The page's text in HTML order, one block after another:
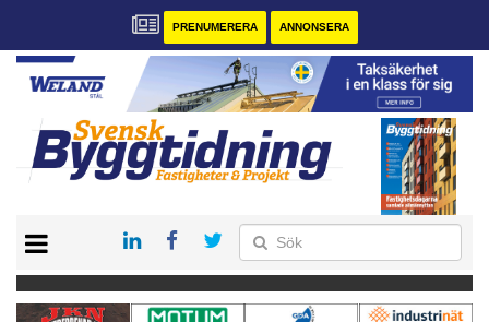
PRENUMERERA ANNONSERA
PRENUMERERA